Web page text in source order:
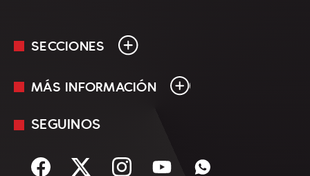
SECCIONES
En Vivo
Sociedad
MÁS INFORMACIÓN
Mediakit
Términos y condiciones
SEGUINOS